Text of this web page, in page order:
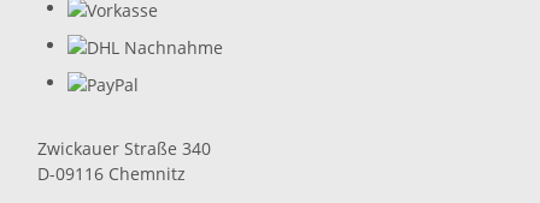
Zwickauer Straße 340
D-09116 Chemnitz